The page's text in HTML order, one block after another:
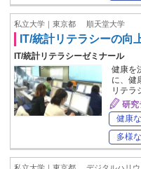
私立大学｜東京都 順天堂大学
IT/統計リテラシーの向
IT/統計リテラシーゼミナール
健康を
に、健
リテラ
研究
健康
多様